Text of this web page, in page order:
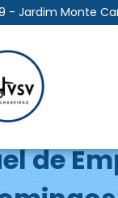
- Jardim Monte
de